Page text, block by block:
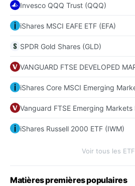
Invesco QQQ Trust (QQQ)
iShares MSCI EAFE ETF (EFA)
SPDR Gold Shares (GLD)
VANGUARD FTSE DEVELOPED
iShares Core MSCI Emerging
Vanguard FTSE Emerging Markets
iShares Russell 2000 ETF (IWM)
Voir tous les
Matières premières populaires